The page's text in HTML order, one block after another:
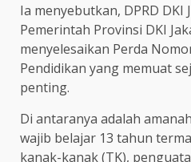
Ia menyebutkan, DPRD DKI
Pemerintah Provinsi DKI
menyelesaikan Perda
Pendidikan yang memuat
penting.
Di antaranya adalah
wajib belajar 13 tahun
kanak-kanak (TK),